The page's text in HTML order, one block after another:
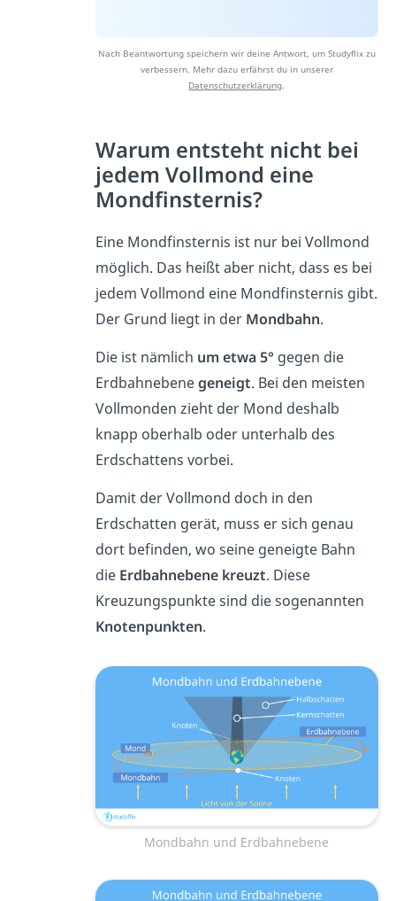
Nach Beantwortung speichern wir deine Antwort, um Studyflix zu
verbessern. Mehr dazu erfährst du in unserer
Datenschutzerklärung.
Warum entsteht nicht bei
jedem Vollmond eine
Mondfinsternis?
Eine Mondfinsternis ist nur bei Vollmond
möglich. Das heißt aber nicht, dass es bei
jedem Vollmond eine Mondfinsternis gibt.
Der Grund liegt in derMondbahn.
Die ist nämlich um etwa 5° gegen die
Erdbahnebenegeneigt. Bei den meisten
Vollmonden zieht der Mond deshalb
knapp oberhalb oder unterhalb des
Erdschattens vorbei.
Damit der Vollmond doch in den
Erdschatten gerät, muss er sich genau
dort befinden, wo seine geneigte Bahn
die Erdbahnebene kreuzt. Diese
Kreuzungspunkte sind die sogenannten
Knotenpunkten.
Mondbahn und Erdbahnebene